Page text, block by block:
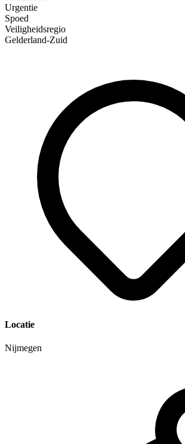
Urgentie
Spoed
Veiligheidsregio
Gelderland-Zuid
Locatie
Nijmegen